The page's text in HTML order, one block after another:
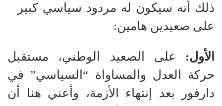
ذلك أنه سيكون له مردود سياسي كبير
على صعيدين هامين:
الأول: على الصعيد الوطني، مستقبل
حركة العدل والمساواة “السياسي” في
دارفور بعد إنتهاء الأزمة، وأعني هنا أن